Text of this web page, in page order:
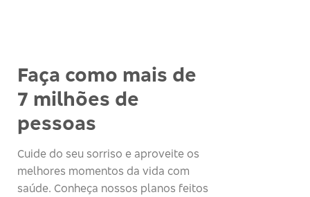
Faça como mais de
7 milhões de
pessoas
Cuide do seu sorriso e aproveite os
melhores momentos da vida com
saúde. Conheça nossos planos feitos